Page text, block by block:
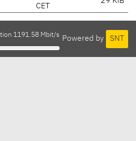
CET
Powered by SNT
1191.58 Mbit/s